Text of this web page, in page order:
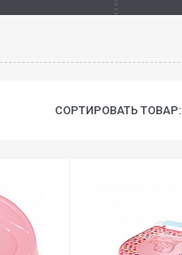
СОРТИРОВАТЬ ТОВАР: